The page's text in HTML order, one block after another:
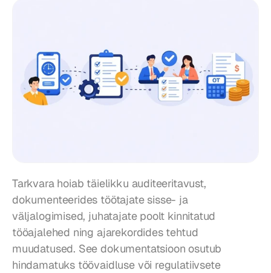
Tarkvara hoiab täielikku auditeeritavust,
dokumenteerides töötajate sisse- ja
väljalogimised, juhatajate poolt kinnitatud
tööajalehed ning ajarekordides tehtud
muudatused. See dokumentatsioon osutub
hindamatuks töövaidluse või regulatiivsete